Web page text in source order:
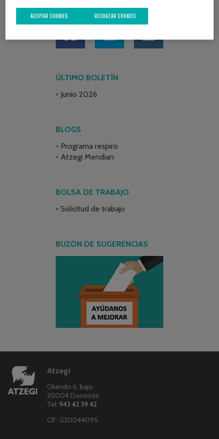
REDES SOCIALES
ÚLTIMO BOLETÍN
Junio 2026
BLOGS
Programa respiro
Atzegi Mendian
BOLSA DE TRABAJO
Solicitud de trabajo
BUZÓN DE SUGERENCIAS
Atzegi
Okendo 6, bajo
20004 Donostia
Tel: 943 42 39 42
CIF: G20044095
RECHAZAR COOKIES
ACEPTAR COOKIES